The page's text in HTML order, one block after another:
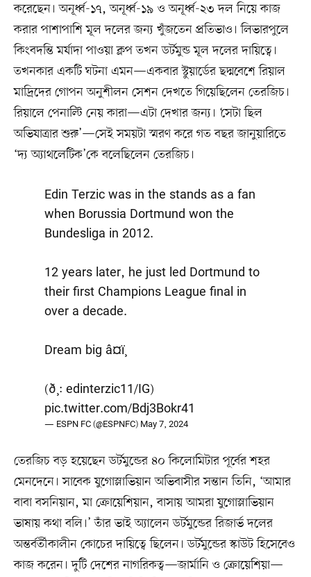
করেছেন। অনূর্ধ্ব-১৭, অনূর্ধ্ব-১৯ ও অনূর্ধ্ব-২৩ দল নিয়ে কাজ
করার পাশাপাশি মূল দলের জন্য খুঁজতেন প্রতিভাও। লিভারপুলে
কিংবদন্তি মর্যাদা পাওয়া ক্লপ তখন ডর্টমুন্ড মূল দলের দায়িত্বে।
তখনকার একটি ঘটনা এমন—একবার স্টুয়ার্ডের ছদ্মবেশে রিয়াল
মাদ্রিদের গোপন অনুশীলন সেশন দেখতে গিয়েছিলেন তেরজিচ।
রিয়ালে পেনাল্টি নেয় কারা—এটা দেখার জন্য। ‘সেটা ছিল
অভিযাত্রার শুরু’—সেই সময়টা স্মরণ করে গত বছর জানুয়ারিতে
‘দ্য অ্যাথলেটিক’কে বলেছিলেন তেরজিচ।
Edin Terzic was in the stands as a fan
when Borussia Dortmund won the
Bundesliga in 2012.
12 years later, he just led Dortmund to
their first Champions League final in
over a decade.
Dream big â¤ï¸
(ð¸: edinterzic11/IG)
pic.twitter.com/Bdj3Bokr41
— ESPN FC (@ESPNFC) May 7, 2024
তেরজিচ বড় হয়েছেন ডর্টমুন্ডের ৪০ কিলোমিটার পূর্বের শহর
মেনদেনে। সাবেক যুগোস্লাভিয়ান অভিবাসীর সন্তান তিনি, ‘আমার
বাবা বসনিয়ান, মা ক্রোয়েশিয়ান, বাসায় আমরা যুগোস্লাভিয়ান
ভাষায় কথা বলি।’ তাঁর ভাই অ্যালেন ডর্টমুন্ডের রিজার্ভ দলের
অন্তর্বর্তীকালীন কোচের দায়িত্বে ছিলেন। ডর্টমুন্ডের স্কাউট হিসেবেও
কাজ করেন। দুটি দেশের নাগরিকত্ব—জার্মানি ও ক্রোয়েশিয়া—